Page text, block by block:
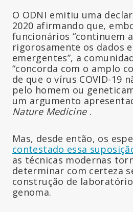
O ODNI emitiu uma
2020 afirmando que,
funcionários “continuem
rigorosamente os dados
emergentes”, a
“concorda com o amplo
de que o vírus COVID-19
pelo homem ou
um argumento
Nature Medicine .
Mas, desde então, os
contestado essa
as técnicas modernas
determinar com certeza
construção de
genoma.